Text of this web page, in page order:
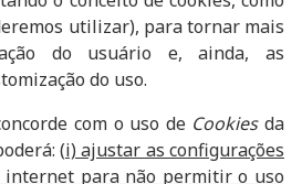
utilizar), para tornar mais
do usuário e, ainda, as
do uso.
com o uso de Cookiesda
(i) ajustar as configurações
internet para não permitir o uso